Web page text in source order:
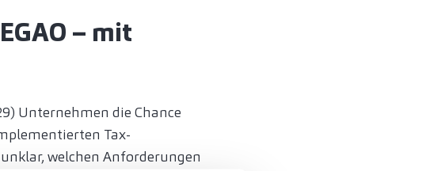
– mit
Unternehmen die Chance
Tax-
welchen Anforderungen